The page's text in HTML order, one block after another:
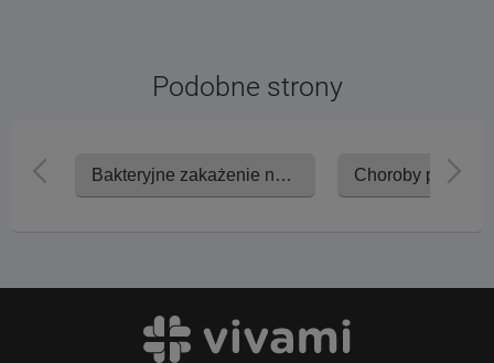
Podobne strony
Bakteryjne zakażenie nosa